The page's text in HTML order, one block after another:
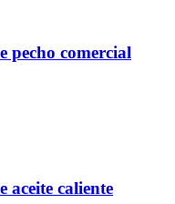
pecho comercial
aceite caliente